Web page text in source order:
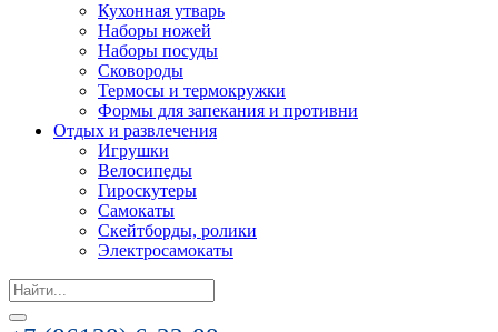
Кухонная утварь
Наборы ножей
Наборы посуды
Сковороды
Термосы и термокружки
Формы для запекания и противни
Отдых и развлечения
Игрушки
Велосипеды
Гироскутеры
Самокаты
Скейтборды, ролики
Электросамокаты
Search
for: